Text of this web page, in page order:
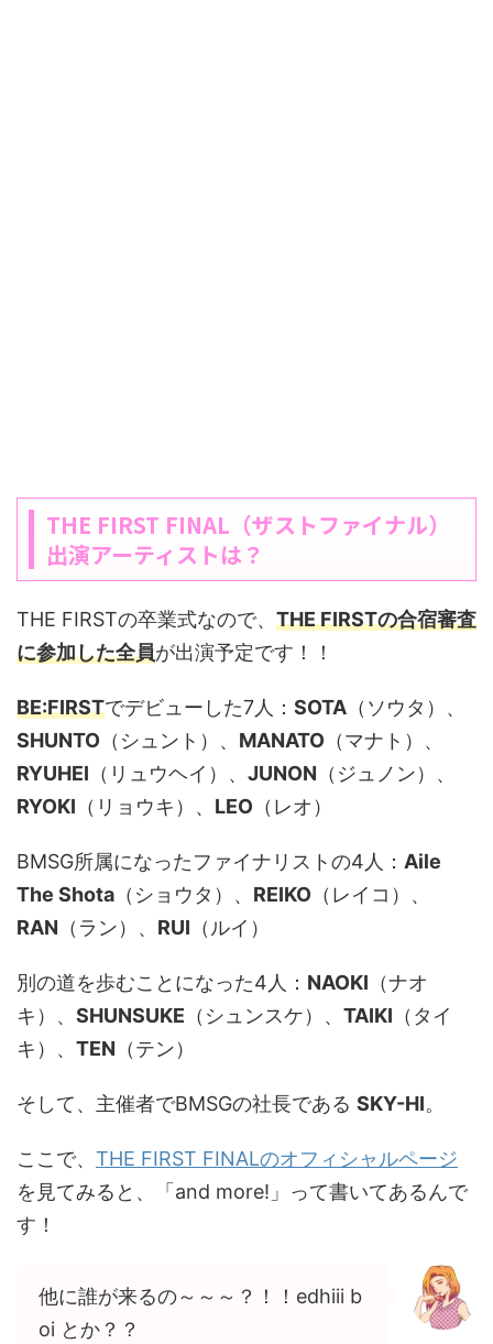
THE FIRST FINAL（ザストファイナル）
出演アーティストは？
THE FIRSTの卒業式なので、 THE FIRSTの合宿審査
に参加した全員が出演予定です！！
BE:FIRSTでデビューした7人： SOTA （ソウタ）、
SHUNTO （シュント）、 MANATO （マナト）、
RYUHEI （リュウヘイ）、 JUNON （ジュノン）、
RYOKI （リョウキ）、 LEO （レオ）
BMSG所属になったファイナリストの4人： Aile
The Shota （ショウタ）、 REIKO （レイコ）、
RAN （ラン）、 RUI （ルイ）
別の道を歩むことになった4人： NAOKI （ナオ
キ）、 SHUNSUKE （シュンスケ）、 TAIKI （タイ
キ）、 TEN （テン）
そして、主催者でBMSGの社長である SKY-HI。
ここで、 THE FIRST FINALのオフィシャルページ
を見てみると、「and more!」って書いてあるんで
す！
他に誰が来るの～～～？！！edhiii b
oi とか？？